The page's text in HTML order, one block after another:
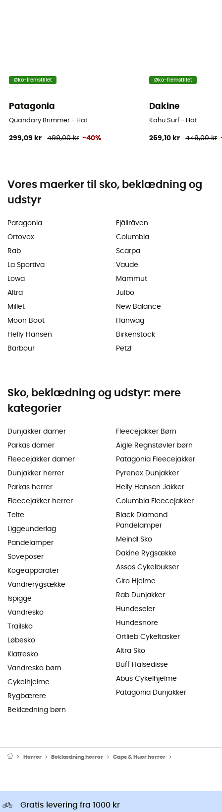
Øko-fremstillet
Patagonia
Quandary Brimmer - Hat
299,09 kr 499,00 kr -40%
Øko-fremstillet
Dakine
Kahu Surf - Hat
269,10 kr 449,00 kr
Vores maerker til sko, beklædning og
udstyr
Patagonia
Ortovox
Rab
La Sportiva
Lowa
Altra
Millet
Moon Boot
Helly Hansen
Barbour
Fjällräven
Columbia
Scarpa
Vaude
Mammut
Julbo
New Balance
Hanwag
Birkenstock
Petzl
Sko, beklædning og udstyr: mere
kategorier
Dunjakker damer
Parkas damer
Fleecejakker damer
Dunjakker herrer
Parkas herrer
Fleecejakker herrer
Telte
Liggeunderlag
Pandelamper
Soveposer
Kogeapparater
Vandrerygsække
Ispigge
Vandresko
Trailsko
Løbesko
Klatresko
Vandresko børn
Cykelhjelme
Rygbærere
Beklædning børn
Fleecejakker Børn
Aigle Regnstøvler børn
Patagonia Fleecejakker
Pyrenex Dunjakker
Helly Hansen Jakker
Columbia Fleecejakker
Black Diamond
Pandelamper
Meindl Sko
Dakine Rygsække
Assos Cykelbukser
Giro Hjelme
Rab Dunjakker
Hundeseler
Hundesnore
Ortlieb Cykeltasker
Altra Sko
Buff Halsedisse
Abus Cykelhjelme
Patagonia Dunjakker
Herrer Beklædning herrer Caps & Huer herrer
Gratis levering fra 1000 kr